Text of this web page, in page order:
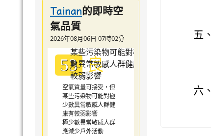
五、
六、
Tainan的即時空
氣品質
2026年08月06日 07時02分
53 良
空氣質量可接受，但
某些污染物可能對極
少數異常敏感人群健
康有較弱影響
極少數異常敏感人群
應減少戶外活動